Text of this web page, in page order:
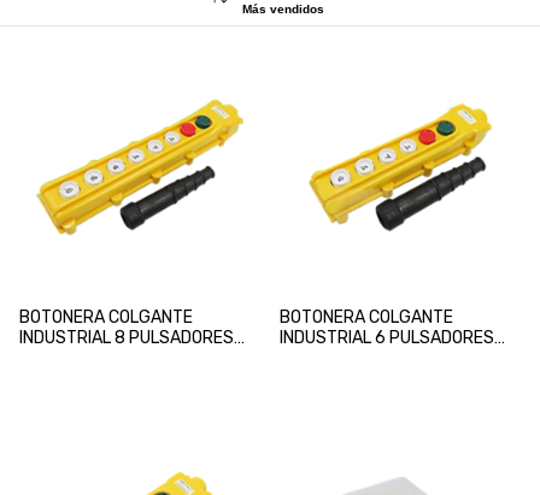
Más vendidos
BOTONERA COLGANTE
INDUSTRIAL 8 PULSADORES
BOTONERA COLGANTE
INDUSTRIAL 6 PULSADORES